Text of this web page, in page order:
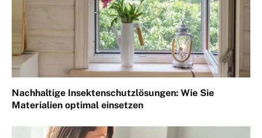
Nachhaltige Insektenschutzlösungen: Wie Sie
Materialien optimal einsetzen